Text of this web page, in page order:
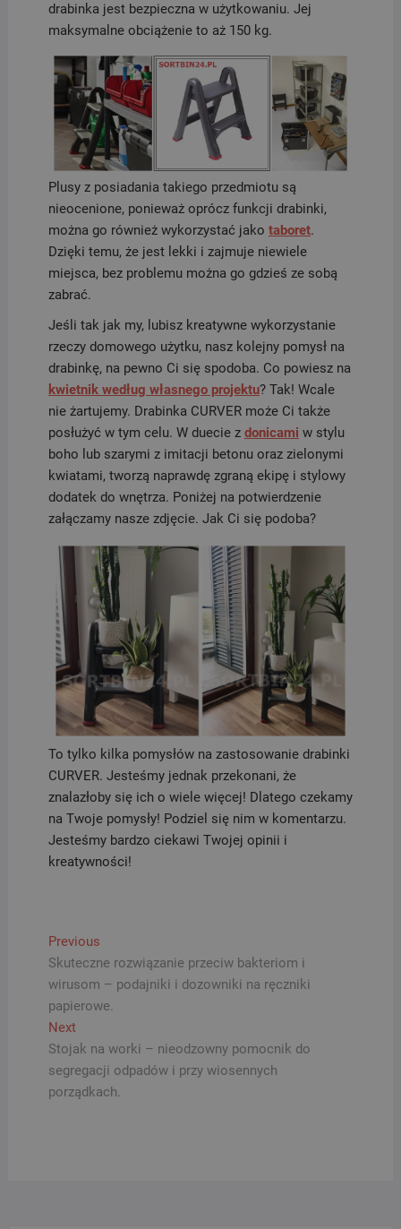
drabinka jest bezpieczna w użytkowaniu. Jej
maksymalne obciążenie to aż 150 kg.
Plusy z posiadania takiego przedmiotu są
nieocenione, ponieważ oprócz funkcji drabinki,
można go również wykorzystać jako taboret.
Dzięki temu, że jest lekki i zajmuje niewiele
miejsca, bez problemu można go gdzieś ze sobą
zabrać.
Jeśli tak jak my, lubisz kreatywne wykorzystanie
rzeczy domowego użytku, nasz kolejny pomysł na
drabinkę, na pewno Ci się spodoba. Co powiesz na
kwietnik według własnego projektu? Tak! Wcale
nie żartujemy. Drabinka CURVER może Ci także
posłużyć w tym celu. W duecie z donicami w stylu
boho lub szarymi z imitacji betonu oraz zielonymi
kwiatami, tworzą naprawdę zgraną ekipę i stylowy
dodatek do wnętrza. Poniżej na potwierdzenie
załączamy nasze zdjęcie. Jak Ci się podoba?
To tylko kilka pomysłów na zastosowanie drabinki
CURVER. Jesteśmy jednak przekonani, że
znalazłoby się ich o wiele więcej! Dlatego czekamy
na Twoje pomysły! Podziel się nim w komentarzu.
Jesteśmy bardzo ciekawi Twojej opinii i
kreatywności!
Nawigacja
wpisu
PreviousPrevious
post:
Skuteczne rozwiązanie przeciw bakteriom i
wirusom – podajniki i dozowniki na ręczniki
papierowe.
NextNext
post:
Stojak na worki – nieodzowny pomocnik do
segregacji odpadów i przy wiosennych
porządkach.